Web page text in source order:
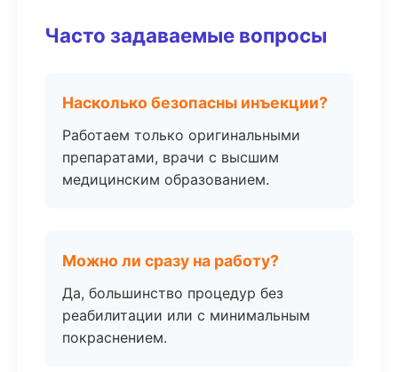
Часто задаваемые вопросы
Насколько безопасны инъекции?
Работаем только оригинальными
препаратами, врачи с высшим
медицинским образованием.
Можно ли сразу на работу?
Да, большинство процедур без
реабилитации или с минимальным
покраснением.